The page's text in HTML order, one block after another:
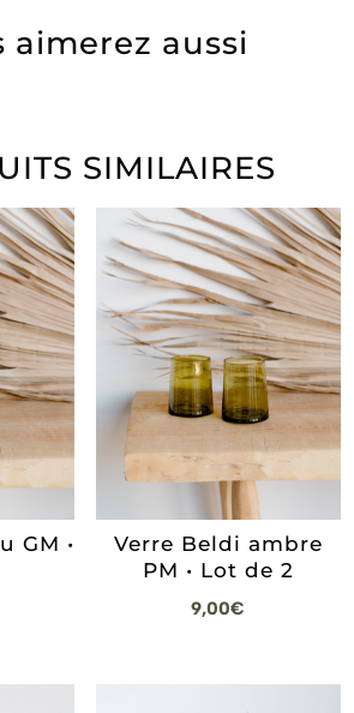
aimerez aussi
SIMILAIRES
GM •
Verre Beldi ambre
PM • Lot de 2
9,00€